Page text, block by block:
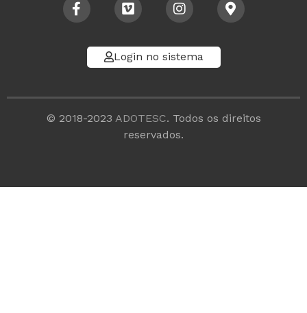
Login no sistema
© 2018-2023 ADOTESC. Todos os direitos
reservados.